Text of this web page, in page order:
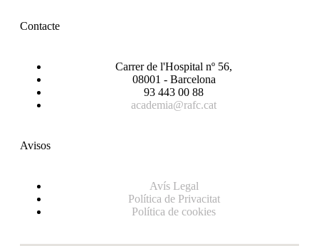
Contacte
Carrer de l'Hospital nº 56,
08001 - Barcelona
93 443 00 88
academia@rafc.cat
Avisos
Avís Legal
Política de Privacitat
Política de cookies